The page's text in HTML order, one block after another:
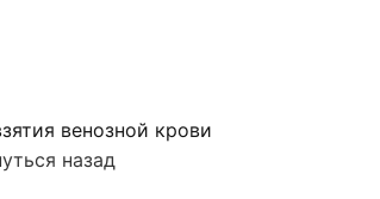
венозной крови
назад